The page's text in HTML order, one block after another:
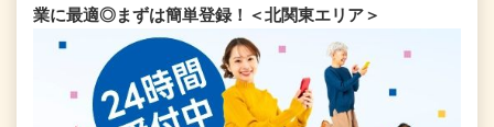
業に最適◎まずは簡単登録！＜北関東エリア＞